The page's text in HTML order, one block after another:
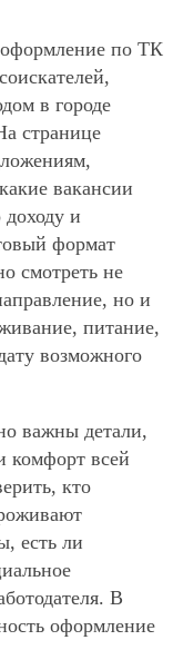
по ТК
в городе
странице
вакансии
и
формат
смотреть не
но и
питание,
возможного
важны детали,
комфорт всей
кто
есть ли
В
оформление